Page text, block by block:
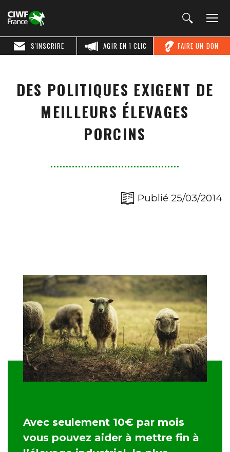
FAIRE UN DON
AGIR EN 1 CLIC
S'INSCRIRE
DES POLITIQUES EXIGENT DE
MEILLEURS ÉLEVAGES
PORCINS
Publié 25/03/2014
Avec seulement 10€ par mois
vous pouvez aider à mettre fin à